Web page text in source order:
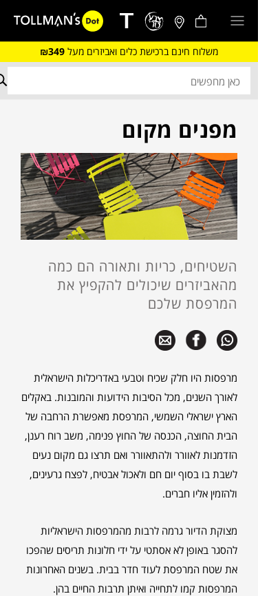
משלוח חינם ברכישת כלים ואביזרים מעל ₪349
מפנים מקום
השטיחים, כריות ותאורה הם כמה
מהאביזרים שיכולים להקפיץ את
המרפסת שלכם
מרפסות היו חלק שכיח וטבעי באדריכלות הישראלית
לאורך השנים, מכל הסיבות הידועות והמובנות. באקלים
הארץ ישראלי השמשי, המרפסת מאפשרת הרחבה של
הבית החוצה, הכנסה של החוץ פנימה, משב רוח רענן,
הזדמנות לאוורר ולהתאוורר ואם תרצו גם מקום נעים
לשבת בו בסוף יום חם ולאכול אבטיח, לפצח גרעינים,
ולהזמין אליו חברים.
מצוקת הדיור גרמה לרבות מהמרפסות הישראליות
להסגר באופן לא אסתטי על ידי חלונות תריסים שהפכו
את שטח המרפסת לעוד חדר בבית. בשנים האחרונות
המרפסות קמו לתחייה ואיתן תרבות החיים בהן.